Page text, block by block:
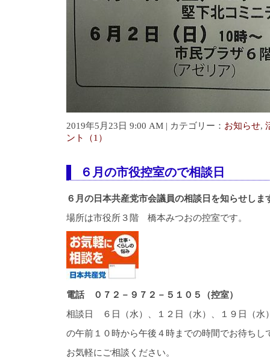
2019年5月23日 9:00 AM | カテゴリー： お知らせ,
ント（1）
６月の市役控室ので相談日
６月の日本共産党市会議員の相談日を知らせしま
場所は市役所３階 橋本みつおの控室です。
電話 ０７２－９７２－５１０５（控室）
相談日 ６日（水）、１２日（水）、１９日（水
の午前１０時から午後４時までの時間でお待ちし
お気軽にご相談ください。